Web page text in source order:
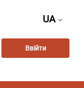
UA
Ввійти